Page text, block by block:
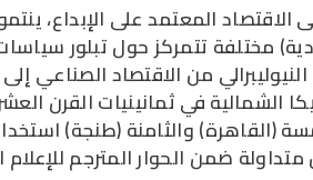
المعتمد على الإبداع،
مختلفة تتمركز حول تبلور
من الاقتصاد الصناعي
الشمالية في ثمانينيات القرن
(القاهرة) والثامنة (طنجة)
ضمن الحوار المترجم